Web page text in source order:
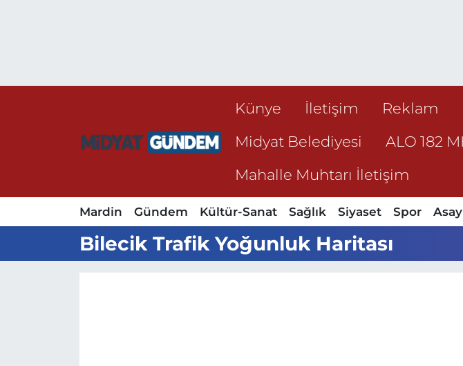
Künye İletişim Reklam
Midyat Belediyesi
ALO 182
Mahalle Muhtarı İletişim
Mardin Gündem Kültür-Sanat Sağlık Siyaset Spor
Bilecik Trafik Yoğunluk Haritası